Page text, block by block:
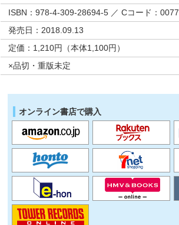
ISBN：978-4-309-28694-5 ／ Cコード：0077
発売日：2018.09.13
定価：1,210円（本体1,100円）
×品切・重版未定
オンライン書店で購入